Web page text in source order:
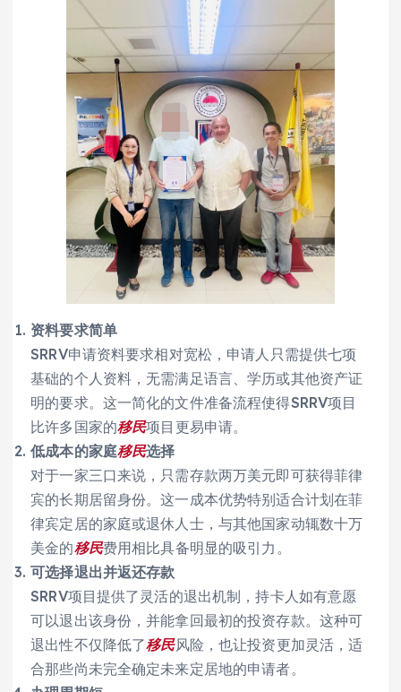
资料要求简单
SRRV申请资料要求相对宽松，申请人只需提供七项
基础的个人资料，无需满足语言、学历或其他资产证
明的要求。这一简化的文件准备流程使得SRRV项目
比许多国家的移民项目更易申请。
低成本的家庭移民选择
对于一家三口来说，只需存款两万美元即可获得菲律
宾的长期居留身份。这一成本优势特别适合计划在菲
律宾定居的家庭或退休人士，与其他国家动辄数十万
美金的移民费用相比具备明显的吸引力。
可选择退出并返还存款
SRRV项目提供了灵活的退出机制，持卡人如有意愿
可以退出该身份，并能拿回最初的投资存款。这种可
退出性不仅降低了移民风险，也让投资更加灵活，适
合那些尚未完全确定未来定居地的申请者。